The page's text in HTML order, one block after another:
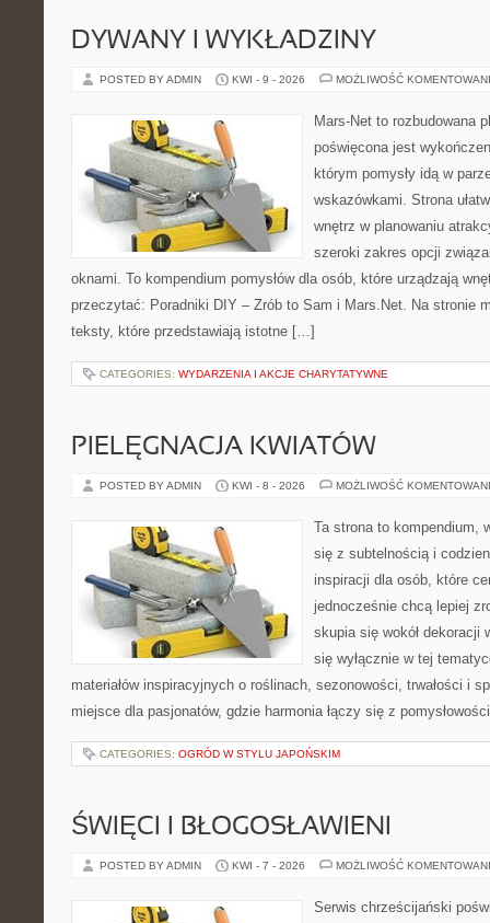
DYWANY I WYKŁADZINY
POSTED BY ADMIN KWI - 9 - 2026 MOŻLIWOŚĆ
Mars-Net to rozbudowana
poświęcona jest
którym pomysły idą w
wskazówkami. Strona
wnętrz w planowaniu
szeroki zakres opcji
oknami. To kompendium pomysłów dla osób, które urządzają
przeczytać: Poradniki DIY – Zrób to Sam i Mars.Net. Na stronie
teksty, które przedstawiają istotne […]
CATEGORIES: WYDARZENIA I AKCJE CHARYTATYWNE
PIELĘGNACJA KWIATÓW
POSTED BY ADMIN KWI - 8 - 2026 MOŻLIWOŚĆ
Ta strona to kompendium,
się z subtelnością i
inspiracji dla osób, które
jednocześnie chcą lepiej
skupia się wokół dekoracji
się wyłącznie w tej
materiałów inspiracyjnych o roślinach, sezonowości, trwałości i
miejsce dla pasjonatów, gdzie harmonia łączy się z
CATEGORIES: OGRÓD W STYLU JAPOŃSKIM
ŚWIĘCI I BŁOGOSŁAWIENI
POSTED BY ADMIN KWI - 7 - 2026 MOŻLIWOŚĆ
Serwis chrześcijański